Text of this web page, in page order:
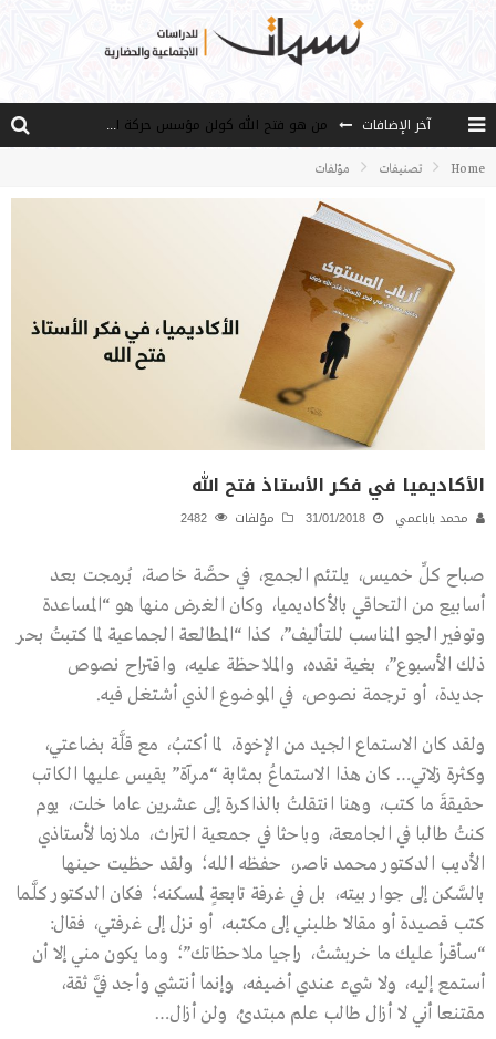
آخر الإضافات
من هو فتح الله كولن مؤسس حركة الخدمة؟
الأستاذ عالما عارفا حكيما
مصادر العلم وسببه
Home تصنيفات مؤلفات
الأكاديميا في فكر الأستاذ فتح الله
محمد باباعمي 31/01/2018 مؤلفات
صباح كلِّ خميس، يلتئم الجمع، في حصَّة خاصة، بُرمجت بعد
أسابيع من التحاقي بالأكاديميا، وكان الغرض منها هو “المساعدة
وتوفير الجو المناسب للتأليف”، كذا “المطالعة الجماعية لما كتبتُ بحر
ذلك الأسبوع”، بغية نقده، والملاحظة عليه، واقتراح نصوص
جديدة، أو ترجمة نصوص، في الموضوع الذي أشتغل فيه.
ولقد كان الاستماع الجيد من الإخوة، لما أكتبُ، مع قلَّة بضاعتي،
وكثرة زلاتي… كان هذا الاستماعُ بمثابة “مرآة” يقيس عليها الكاتب
حقيقةَ ما كتب، وهنا انتقلتُ بالذاكرة إلى عشرين عاما خلت، يوم
كنتُ طالبا في الجامعة، وباحثا في جمعية التراث، ملازما لأستاذي
الأديب الدكتور محمد ناصر، حفظه الله؛ ولقد حظيت حينها
بالسَّكن إلى جوار بيته، بل في غرفة تابعةٍ لمسكنه؛ فكان الدكتور كلَّما
كتب قصيدة أو مقالا طلبني إلى مكتبه، أو نزل إلى غرفتي، فقال:
“سأقرأ عليك ما خربشتُ، راجيا ملاحظاتك”؛ وما يكون مني إلا أن
أستمع إليه، ولا شيء عندي أضيفه، وإنما أنتشي وأجد فيَّ ثقة،
مقتنعا أني لا أزال طالب علم مبتدئ، ولن أزال…